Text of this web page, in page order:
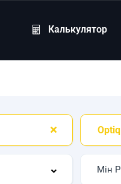
Калькулятор
Optiq